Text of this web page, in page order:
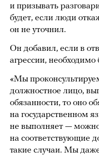
и призывать
будет, если люди
он не уточнил.
Он добавил, если в
агрессии,
«Мы
должностное лицо,
обязанности, то оно
на государственном
не выполняет —
на соответствующие
такие случаи. Мы